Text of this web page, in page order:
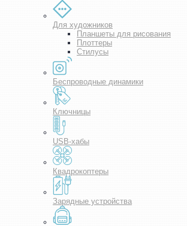
Для художников
Планшеты для рисования
Плоттеры
Стилусы
Беспроводные динамики
Ключницы
USB-хабы
Квадрокоптеры
Зарядные устройства